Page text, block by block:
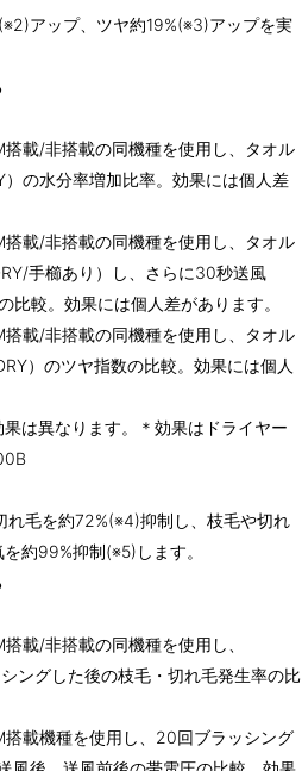
アップ、ツヤ約19%(※3)アップを実
載/非搭載の同機種を使用し、タオル
の水分率増加比率。効果には個人差
載/非搭載の同機種を使用し、タオル
手櫛あり）し、さらに30秒送風
比較。効果には個人差があります。
載/非搭載の同機種を使用し、タオル
）のツヤ指数の比較。効果には個人
は異なります。＊効果はドライヤー
れ毛を約72%(※4)抑制し、枝毛や切れ
約99%抑制(※5)します。
載/非搭載の同機種を使用し、
ングした後の枝毛・切れ毛発生率の比
載機種を使用し、20回ブラッシング